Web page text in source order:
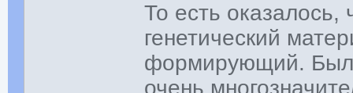
То есть оказалось,
генетический
формирующий.
очень